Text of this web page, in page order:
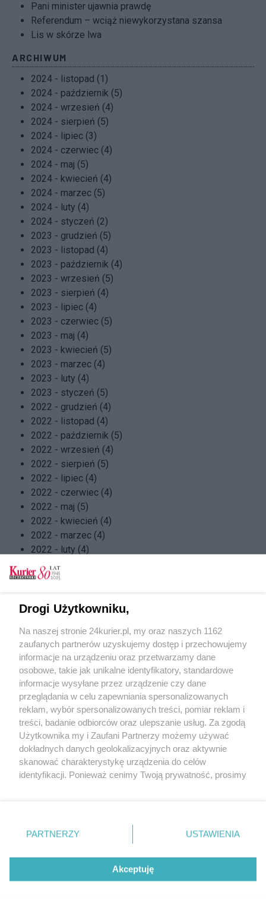
Pani minister ujawnia prawdę
Referendum – wciąż niewykorzystana szansa
Lis w skórze lwa
ARCHIWUM
2024 - listopad (1)
2024 - październik (5)
2024 - wrzesień (4)
2024 - sierpień (5)
2024 - lipiec (3)
2024 - czerwiec (4)
2024 - maj (5)
2024 - kwiecień (4)
2024 - marzec (5)
2024 - luty (4)
2024 - styczeń (2)
2023 - grudzień (5)
2023 - listopad (4)
2023 - październik (4)
2023 - wrzesień (5)
2023 - sierpień (4)
2023 - lipiec (4)
2023 - czerwiec (5)
2023 - maj (4)
2023 - kwiecień (5)
2023 - marzec (4)
2023 - luty (4)
2023 - styczeń (5)
2022 - grudzień (4)
2022 - listopad (4)
2022 - październik (5)
2022 - wrzesień (4)
2022 - sierpień (5)
2022 - lipiec (4)
2022 - czerwiec (4)
2022 - maj (5)
2022 - kwiecień (4)
2022 - marzec (4)
2022 - luty (4)
2022 - styczeń (5)
2021 - grudzień (4)
2021 - październik (4)
2021 - sierpień (4)
2021 - lipiec (4)
2021 - czerwiec (4)
2021 - maj (5)
2021 - kwiecień (4)
2021 - marzec (5)
2021 - luty (3)
2021 - styczeń (5)
Copyright © 2022 Kurier Szczeciński sp. z o.o.
Wszelkie prawa zastrzeżone
Nota wydawnicza
Nota prawna
Polityka prywatności
Reklama
Drogi Użytkowniku,
Na naszej stronie 24kurier.pl, my oraz naszych 1162
zaufanych partnerów uzyskujemy dostęp i przechowujemy
informacje na urządzeniu oraz przetwarzamy dane
osobowe, takie jak unikalne identyfikatory, standardowe
informacje wysyłane przez urządzenie czy dane
przeglądania w celu zapewniania spersonalizowanych
reklam, wybór spersonalizowanych treści, pomiar reklam i
treści, badanie odbiorców oraz ulepszanie usług. Za zgodą
Użytkownika my i Zaufani Partnerzy możemy używać
dokładnych danych geolokalizacyjnych oraz aktywnie
skanować charakterystykę urządzenia do celów
identyfikacji. Ponieważ cenimy Twoją prywatność, prosimy
prywatności znajdujący się w lewym dolnym rogu strony
. Niektóre rodzaje przetwarzania danych nie wymagają
takiemu przetwarzaniu. Preferencje będą miały
zastosowania tylko na tej witrynie.
PARTNERZY USTAWIENIA
Akceptuję